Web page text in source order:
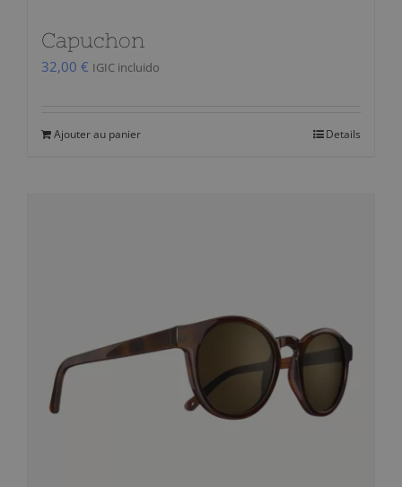
Capuchon
32,00 € IGIC incluido
Ajouter au panier Details